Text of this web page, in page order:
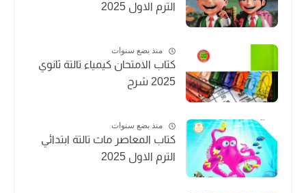
الترم الاول 2025
منذ بضع سنوات
كتاب الامتحان كيمياء تالتة ثانوي
2025 شرح
منذ بضع سنوات
كتاب المعاصر ماث تالتة ابتدائي
الترم الاول 2025